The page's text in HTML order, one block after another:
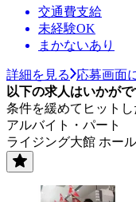
交通費支給
未経験OK
まかないあり
詳細を見る
応募画面
以下の求人はいかがで
条件を緩めてヒット
アルバイト・パート
ライジング大館 ホー